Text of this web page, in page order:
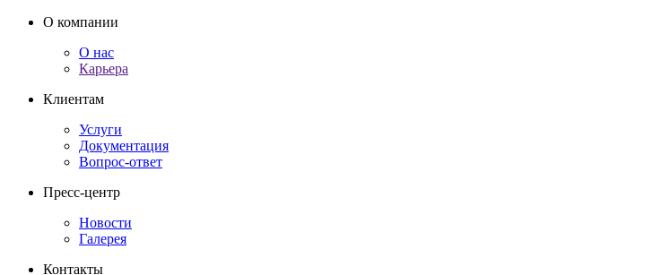
О компании
О нас
Карьера
Клиентам
Услуги
Документация
Вопрос-ответ
Пресс-центр
Новости
Галерея
Контакты